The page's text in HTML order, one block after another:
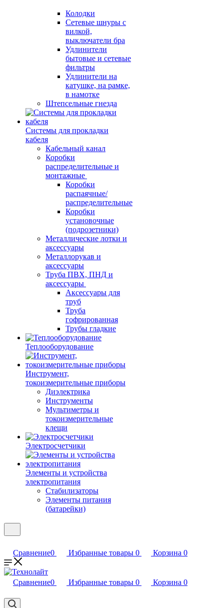
Колодки
Сетевые шнуры с
вилкой,
выключатели бра
Удлинители
бытовые и сетевые
фильтры
Удлинители на
катушке, на рамке,
в намотке
Штепсельные гнезда
Системы для прокладки
кабеля
Кабельный канал
Коробки
распределительные и
монтажные
Коробки
распаячные/
распределительные
Коробки
установочные
(подрозетники)
Металлические лотки и
аксессуары
Металлорукав и
аксессуары
Труба ПВХ, ПНД и
аксессуары
Аксессуары для
труб
Труба
гофрированная
Трубы гладкие
Теплооборудование
Инструмент,
токоизмерительные приборы
Диэлектрика
Инструменты
Мультиметры и
токоизмерительные
клещи
Электросчетчики
Элементы и устройства
электропитания
Стабилизаторы
Элементы питания
(батарейки)
Сравнение0 Избранные товары 0 Корзина 0
Сравнение0 Избранные товары 0 Корзина 0